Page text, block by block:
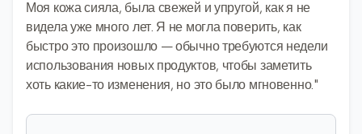
Моя кожа сияла, была свежей и упругой, как я не
видела уже много лет. Я не могла поверить, как
быстро это произошло — обычно требуются недели
использования новых продуктов, чтобы заметить
хоть какие-то изменения, но это было мгновенно."